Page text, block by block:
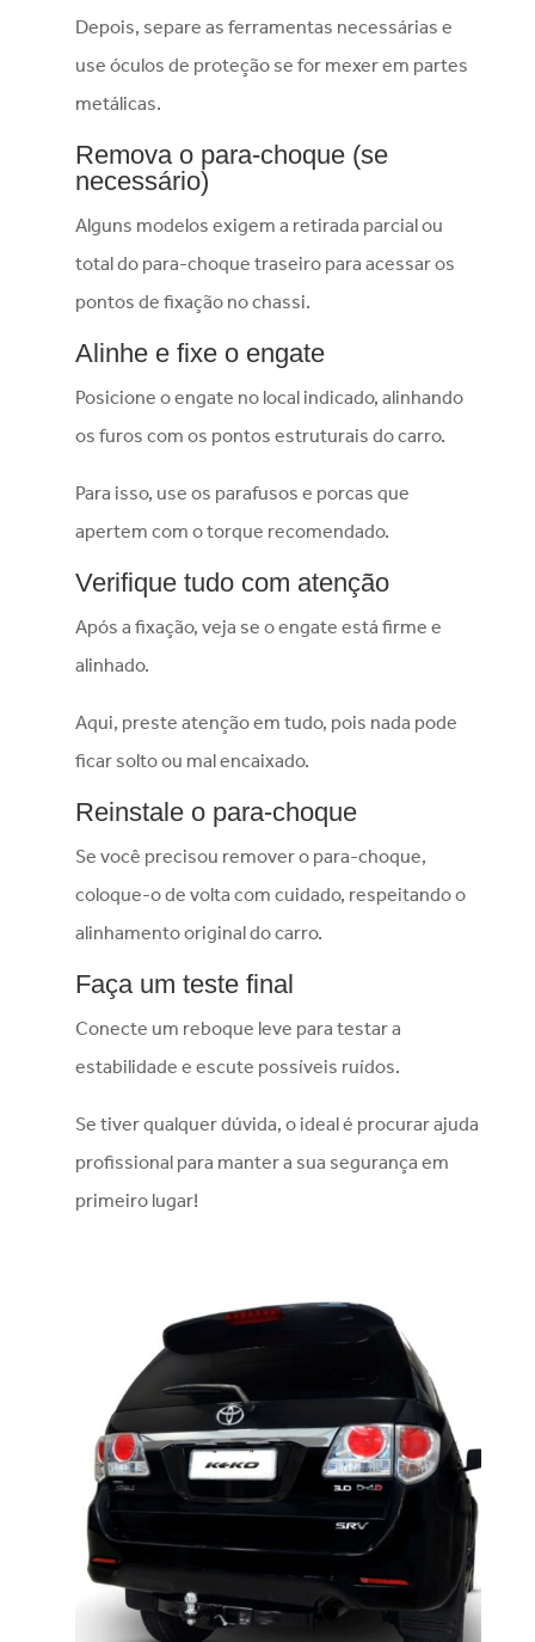
Depois, separe as ferramentas necessárias e
use óculos de proteção se for mexer em partes
metálicas.
Remova o para-choque (se
necessário)
Alguns modelos exigem a retirada parcial ou
total do para-choque traseiro para acessar os
pontos de fixação no chassi.
Alinhe e fixe o engate
Posicione o engate no local indicado, alinhando
os furos com os pontos estruturais do carro.
Para isso, use os parafusos e porcas que
apertem com o torque recomendado.
Verifique tudo com atenção
Após a fixação, veja se o engate está firme e
alinhado.
Aqui, preste atenção em tudo, pois nada pode
ficar solto ou mal encaixado.
Reinstale o para-choque
Se você precisou remover o para-choque,
coloque-o de volta com cuidado, respeitando o
alinhamento original do carro.
Faça um teste final
Conecte um reboque leve para testar a
estabilidade e escute possíveis ruídos.
Se tiver qualquer dúvida, o ideal é procurar ajuda
profissional para manter a sua segurança em
primeiro lugar!